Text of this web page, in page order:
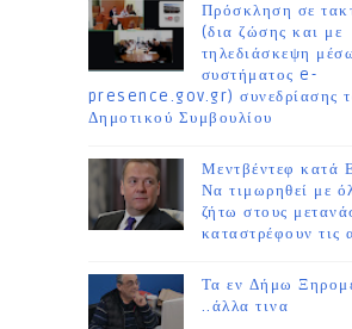
Πρόσκληση σε
(δια ζώσης και με
τηλεδιάσκεψη
συστήματος e-
presence.gov.gr) συνεδρίασης
Δημοτικού Συμβουλίου
Μεντβέντεφ κατά
Να τιμωρηθεί με
ζήτω στους
καταστρέφουν τις
Τα εν Δήμω
..άλλα τινα